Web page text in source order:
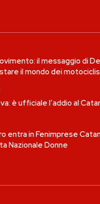
il messaggio di
il mondo dei
è ufficiale l’addio al
entra in Fenimprese
Nazionale Donne